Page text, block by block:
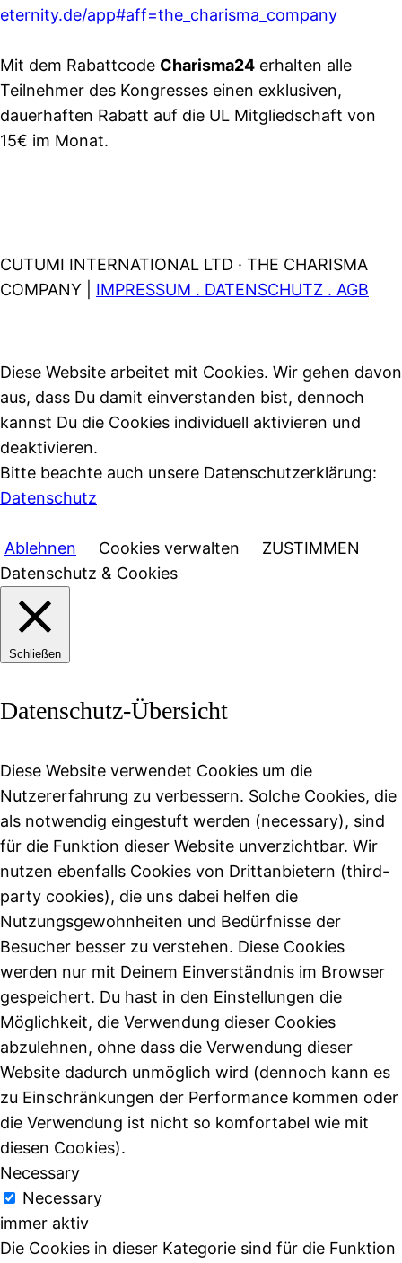
eternity.de/app#aff=the_charisma_company
Mit dem Rabattcode Charisma24 erhalten alle
Teilnehmer des Kongresses einen exklusiven,
dauerhaften Rabatt auf die UL Mitgliedschaft von
15€ im Monat.
CUTUMI INTERNATIONAL LTD · THE CHARISMA
COMPANY | IMPRESSUM . DATENSCHUTZ . AGB
Diese Website arbeitet mit Cookies. Wir gehen davon
aus, dass Du damit einverstanden bist, dennoch
kannst Du die Cookies individuell aktivieren und
deaktivieren.
Bitte beachte auch unsere Datenschutzerklärung:
Datenschutz
Ablehnen Cookies verwalten
ZUSTIMMEN
Datenschutz & Cookies
Schließen
Datenschutz-Übersicht
Diese Website verwendet Cookies um die
Nutzererfahrung zu verbessern. Solche Cookies, die
als notwendig eingestuft werden (necessary), sind
für die Funktion dieser Website unverzichtbar. Wir
nutzen ebenfalls Cookies von Drittanbietern (third-
party cookies), die uns dabei helfen die
Nutzungsgewohnheiten und Bedürfnisse der
Besucher besser zu verstehen. Diese Cookies
werden nur mit Deinem Einverständnis im Browser
gespeichert. Du hast in den Einstellungen die
Möglichkeit, die Verwendung dieser Cookies
abzulehnen, ohne dass die Verwendung dieser
Website dadurch unmöglich wird (dennoch kann es
zu Einschränkungen der Performance kommen oder
die Verwendung ist nicht so komfortabel wie mit
diesen Cookies).
Necessary
Necessary
immer aktiv
Die Cookies in dieser Kategorie sind für die Funktion